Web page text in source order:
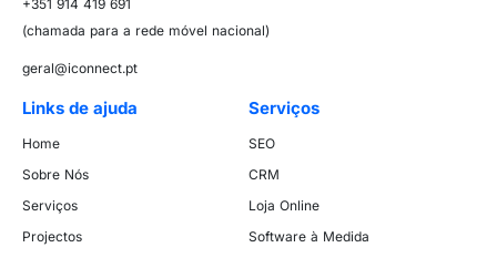
+351 914 419 691
(chamada para a rede móvel nacional)
geral@iconnect.pt
Links de ajuda
Home
Sobre Nós
Serviços
Projectos
Serviços
SEO
CRM
Loja Online
Software à Medida